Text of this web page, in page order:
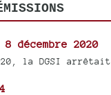
décembre 2020
la DGSI arrêtait